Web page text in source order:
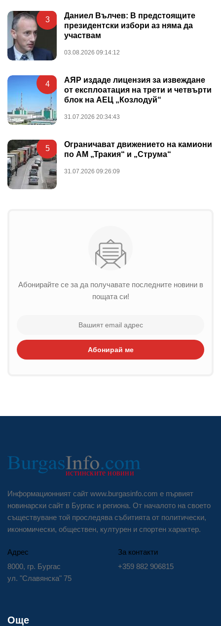
3
Даниел Вълчев: В предстоящите
президентски избори аз няма да
участвам
03.08.2026 09:14:12
4
АЯР издаде лицензия за извеждане
от експлоатация на трети и четвърти
блок на АЕЦ „Козлодуй“
31.07.2026 20:34:43
5
Ограничават движението на камиони
по АМ „Тракия“ и „Струма“
31.07.2026 09:26:09
Абонирайте се за да получавате последните новини в
пощата си!
Абонирай ме
Информационният сайт www.burgasinfo.com е първият
новинарски сайт в Бургас и региона. От началото на своето
съществуване той проследява събитията от политически,
икономически, обществен, културен и спортен характер.
Адрес
8000, гр. Бургас
ул. "Славянска" 75
За контакти
+359 882 906815
Още